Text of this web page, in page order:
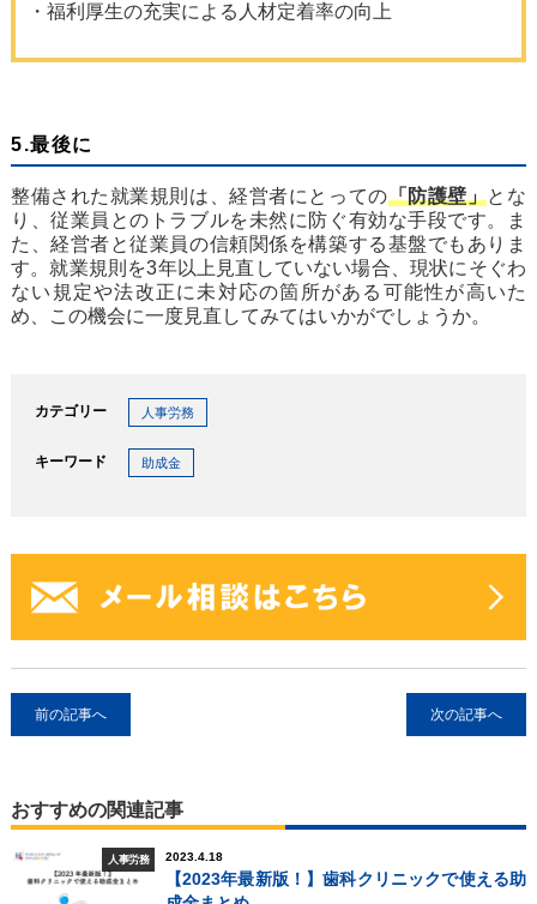
・福利厚生の充実による人材定着率の向上
5.最後に
整備された就業規則は、経営者にとっての「防護壁」とな
り、従業員とのトラブルを未然に防ぐ有効な手段です。ま
た、経営者と従業員の信頼関係を構築する基盤でもありま
す。就業規則を3年以上見直していない場合、現状にそぐわ
ない規定や法改正に未対応の箇所がある可能性が高いた
め、この機会に一度見直してみてはいかがでしょうか。
カテゴリー 人事労務
キーワード 助成金
前の記事へ 次の記事へ
おすすめの関連記事
人事労務 2023.4.18
【2023年最新版！】歯科クリニックで使える助